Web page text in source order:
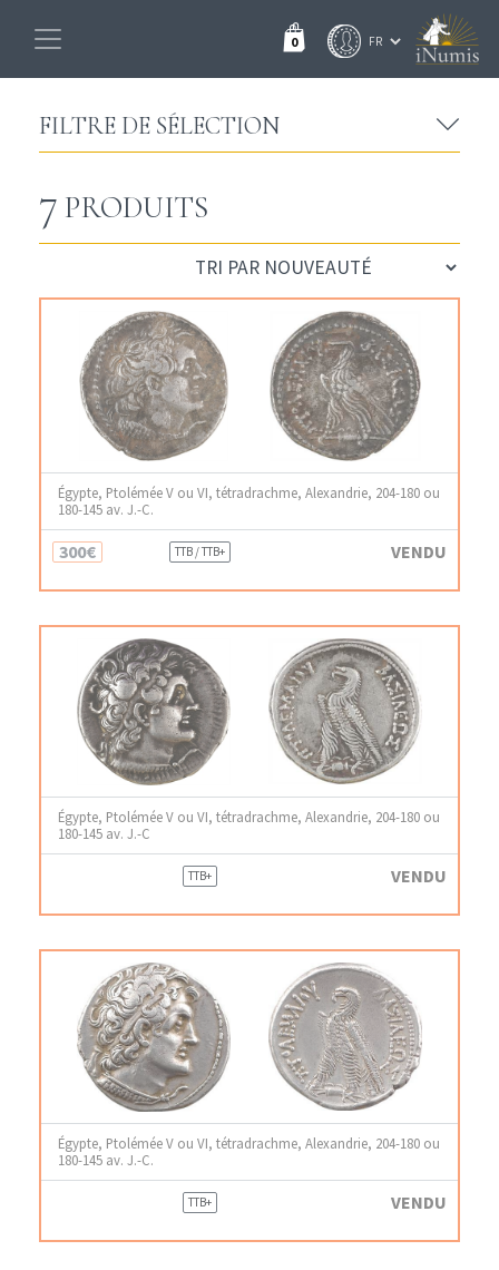
0
FILTRE DE SÉLECTION
7 PRODUITS
Égypte, Ptolémée V ou VI, tétradrachme, Alexandrie, 204-180 ou
180-145 av. J.-C.
300€ TTB / TTB+ VENDU
Égypte, Ptolémée V ou VI, tétradrachme, Alexandrie, 204-180 ou
180-145 av. J.-C
TTB+ VENDU
Égypte, Ptolémée V ou VI, tétradrachme, Alexandrie, 204-180 ou
180-145 av. J.-C.
TTB+ VENDU